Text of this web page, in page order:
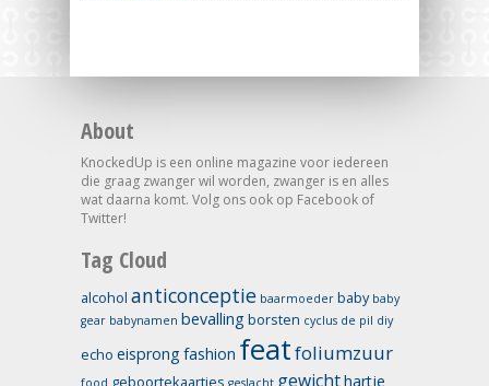
About
KnockedUp is een online magazine voor iedereen
die graag zwanger wil worden, zwanger is en alles
wat daarna komt. Volg ons ook op Facebook of
Twitter!
Tag Cloud
alcohol anticonceptie baarmoeder baby baby
gear babynamen bevalling borsten cyclus de pil diy
echo eisprong fashion featfoliumzuur
gewichthartje